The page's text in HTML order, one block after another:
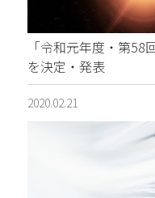
「令和元年度・第58
を決定・発表
2020.02.21